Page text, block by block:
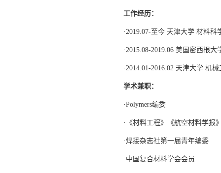
工作经历：
·2019.07-至今 天津大学 材料
·2015.08-2019.06 美国密西根
·2014.01-2016.02 天津大学 机
学术兼职：
·Polymers编委
·《材料工程》《航空材料学报
·焊接杂志社第一届青年编委
·中国复合材料学会会员